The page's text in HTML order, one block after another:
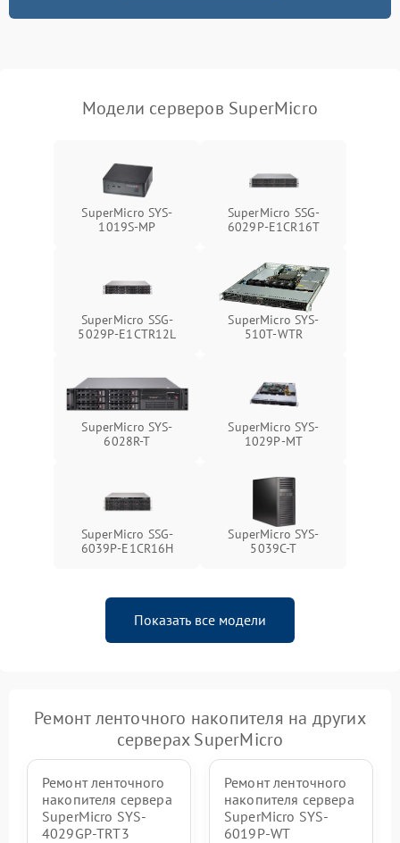
Модели серверов SuperMicro
SuperMicro SYS-
1019S-MP
SuperMicro SSG-
6029P-E1CR16T
SuperMicro SSG-
5029P-E1CTR12L
SuperMicro SYS-
510T-WTR
SuperMicro SYS-
6028R-T
SuperMicro SYS-
1029P-MT
SuperMicro SSG-
6039P-E1CR16H
SuperMicro SYS-
5039C-T
Показать все модели
Ремонт ленточного накопителя на других
серверах SuperMicro
Ремонт ленточного
накопителя сервера
SuperMicro SYS-
4029GP-TRT3
Ремонт ленточного
накопителя сервера
SuperMicro SYS-
6019P-WT